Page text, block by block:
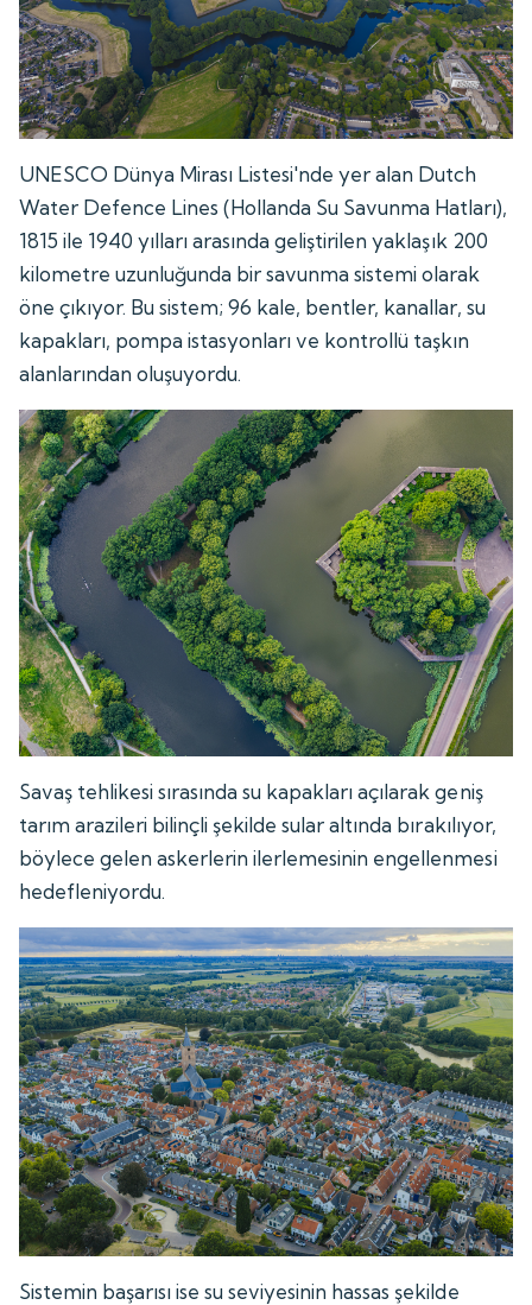
UNESCO Dünya Mirası Listesi'nde yer alan Dutch
Water Defence Lines (Hollanda Su Savunma Hatları),
1815 ile 1940 yılları arasında geliştirilen yaklaşık 200
kilometre uzunluğunda bir savunma sistemi olarak
öne çıkıyor. Bu sistem; 96 kale, bentler, kanallar, su
kapakları, pompa istasyonları ve kontrollü taşkın
alanlarından oluşuyordu.
Savaş tehlikesi sırasında su kapakları açılarak geniş
tarım arazileri bilinçli şekilde sular altında bırakılıyor,
böylece gelen askerlerin ilerlemesinin engellenmesi
hedefleniyordu.
Sistemin başarısı ise su seviyesinin hassas şekilde